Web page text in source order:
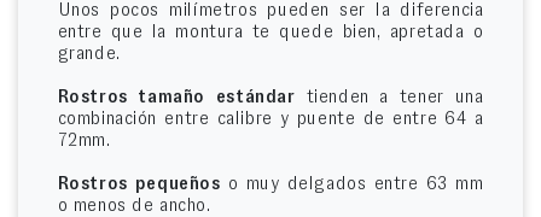
Unos pocos milímetros pueden ser la diferencia
entre que la montura te quede bien, apretada o
grande.
Rostros tamaño estándar tienden a tener una
combinación entre calibre y puente de entre 64 a
72mm.
Rostros pequeños o muy delgados entre 63 mm
o menos de ancho.